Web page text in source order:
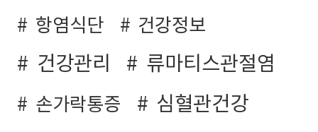
항염식단 건강정보
건강관리 류마티스관절염
손가락통증 심혈관건강